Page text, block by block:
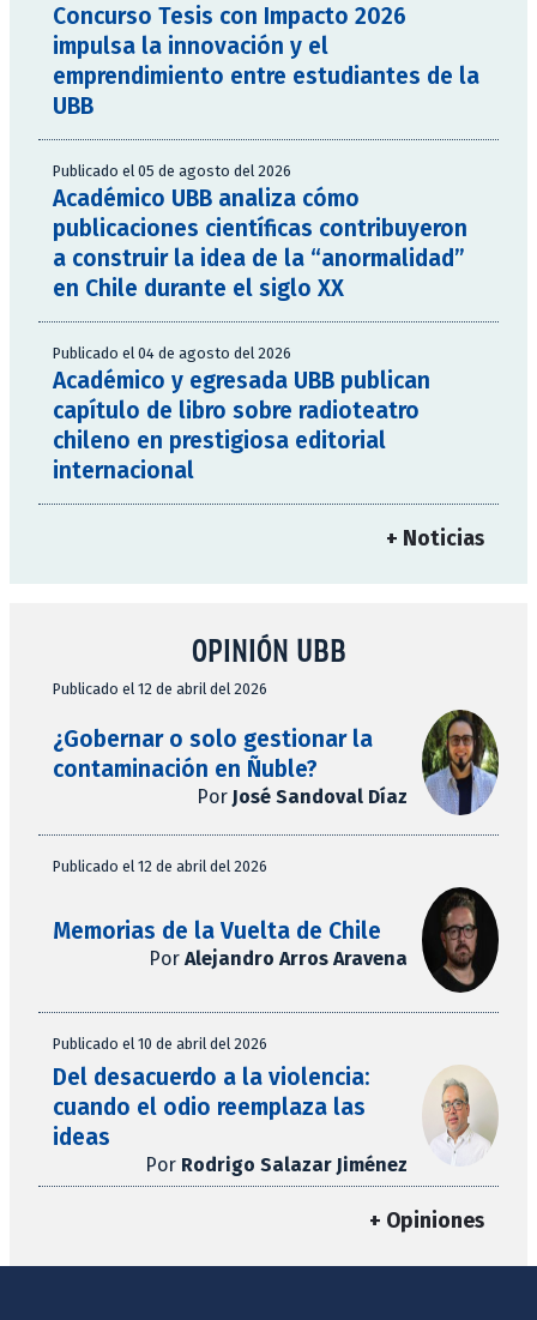
Concurso Tesis con Impacto 2026
impulsa la innovación y el
emprendimiento entre estudiantes de la
UBB
Publicado el 05 de agosto del 2026
Académico UBB analiza cómo
publicaciones científicas contribuyeron
a construir la idea de la “anormalidad”
en Chile durante el siglo XX
Publicado el 04 de agosto del 2026
Académico y egresada UBB publican
capítulo de libro sobre radioteatro
chileno en prestigiosa editorial
internacional
+ Noticias
OPINIÓN UBB
Publicado el 12 de abril del 2026
¿Gobernar o solo gestionar la
contaminación en Ñuble?
Por José Sandoval Díaz
Publicado el 12 de abril del 2026
Memorias de la Vuelta de Chile
Por Alejandro Arros Aravena
Publicado el 10 de abril del 2026
Del desacuerdo a la violencia:
cuando el odio reemplaza las
ideas
Por Rodrigo Salazar Jiménez
+ Opiniones